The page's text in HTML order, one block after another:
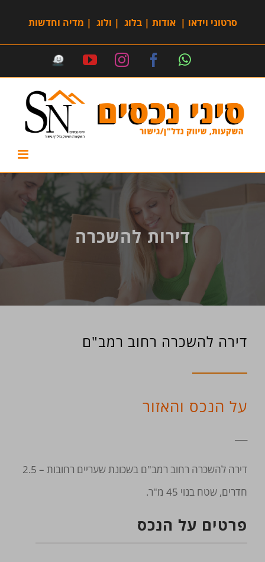
סרטוני וידאו |אודות |בלוג | ולוג | מדיה וחדשות
דירות להשכרה
דירה להשכרה רחוב רמב"ם
על הנכס והאזור
דירה להשכרה רחוב רמב"ם בשכונת שעריים רחובות – 2.5
חדרים, שטח בנוי 45 מ"ר.
פרטים על הנכס